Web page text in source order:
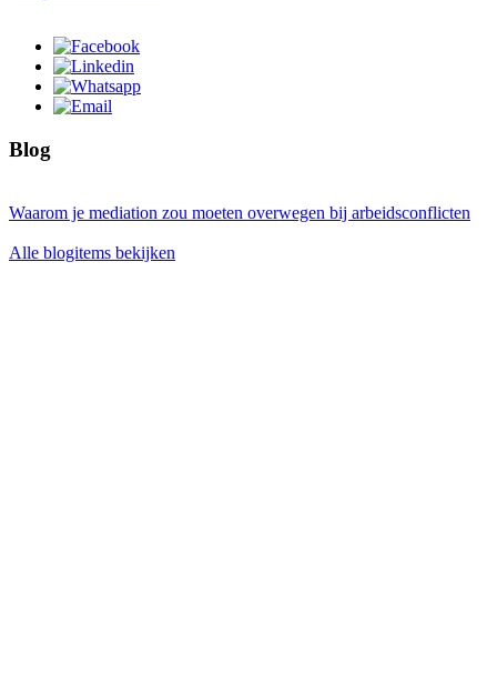
Blog
Waarom je mediation zou moeten overwegen bij arbeidsconflicten
Alle blogitems bekijken